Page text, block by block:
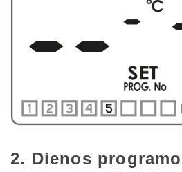
2. Dienos